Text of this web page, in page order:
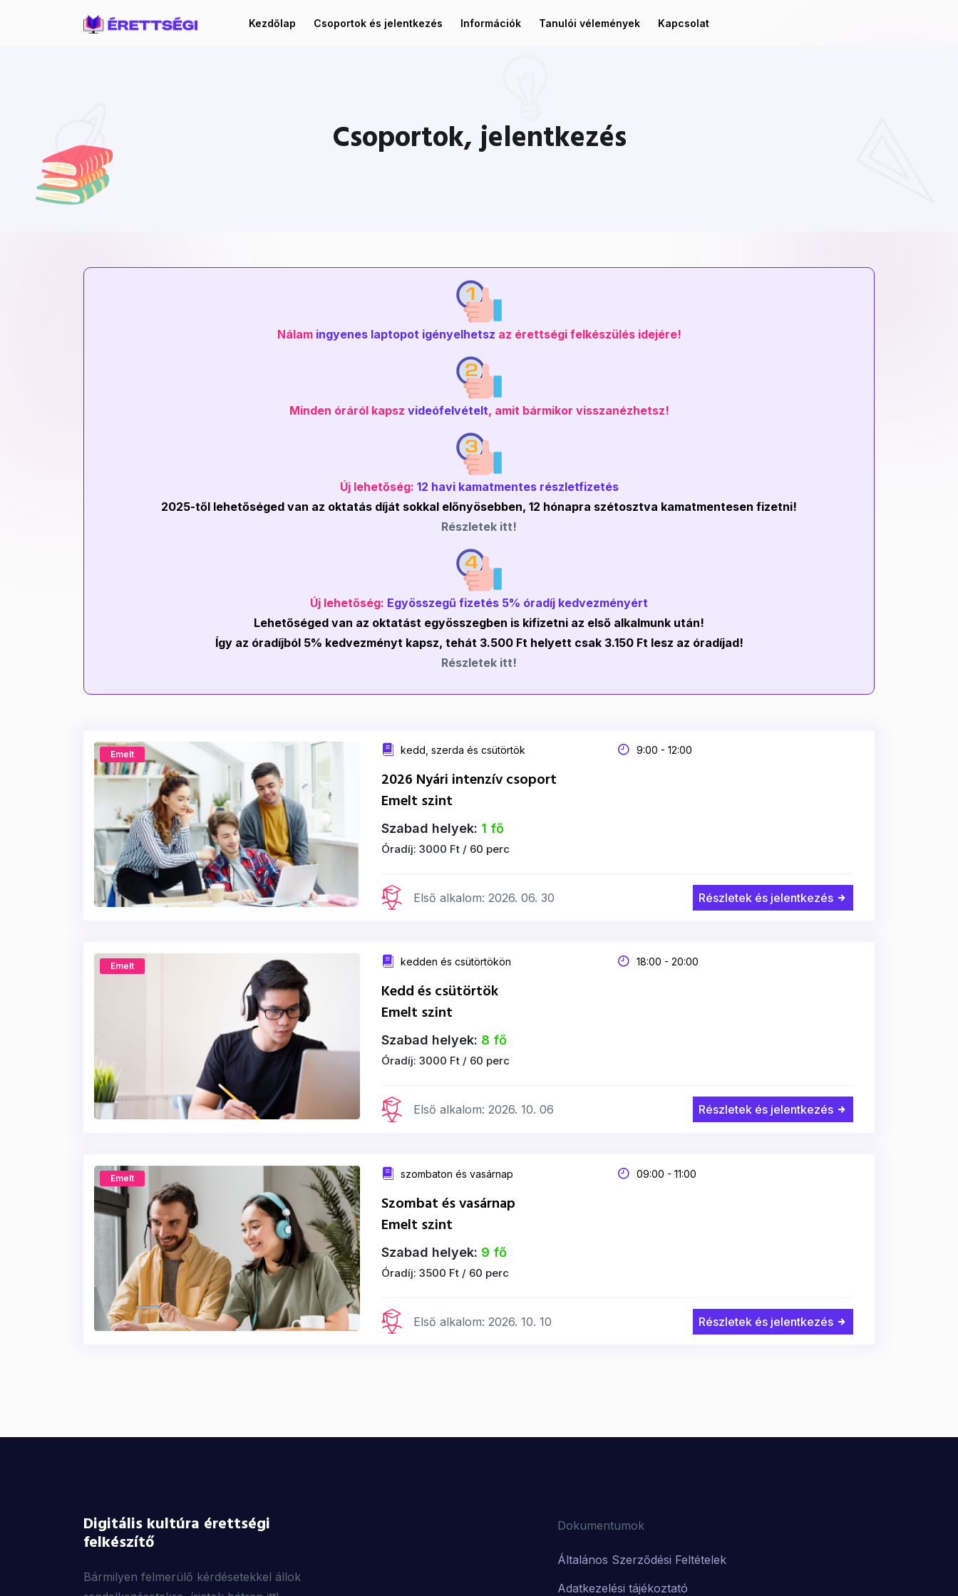
Kezdőlap Csoportok és jelentkezés Információk Tanulói vélemények Kapcsolat
Csoportok, jelentkezés
Nálam ingyenes laptopot igényelhetsz az érettségi felkészülés idejére!
Minden óráról kapsz videófelvételt, amit bármikor visszanézhetsz!
Új lehetőség: 12 havi kamatmentes részletfizetés
2025-től lehetőséged van az oktatás díját sokkal előnyösebben, 12 hónapra szétosztva kamatmentesen fizetni!
Részletek itt!
Új lehetőség: Egyösszegű fizetés 5% óradíj kedvezményért
Lehetőséged van az oktatást egyösszegben is kifizetni az első alkalmunk után!
Így az óradíjból 5% kedvezményt kapsz, tehát 3.500 Ft helyett csak 3.150 Ft lesz az óradíjad!
Részletek itt!
Emelt kedd, szerda és csütörtök 9:00 - 12:00
2026 Nyári intenzív csoport
Emelt szint
Szabad helyek: 1 fő
Óradíj: 3000 Ft / 60 perc
Első alkalom: 2026. 06. 30 Részletek és jelentkezés
Emelt kedden és csütörtökön 18:00 - 20:00
Kedd és csütörtök
Emelt szint
Szabad helyek: 8 fő
Óradíj: 3000 Ft / 60 perc
Első alkalom: 2026. 10. 06 Részletek és jelentkezés
Emelt szombaton és vasárnap 09:00 - 11:00
Szombat és vasárnap
Emelt szint
Szabad helyek: 9 fő
Óradíj: 3500 Ft / 60 perc
Első alkalom: 2026. 10. 10 Részletek és jelentkezés
Digitális kultúra érettségi
felkészítő
Bármilyen felmerülő kérdésetekkel állok
Dokumentumok
Általános Szerződési Feltételek
Adatkezelési tájékoztató